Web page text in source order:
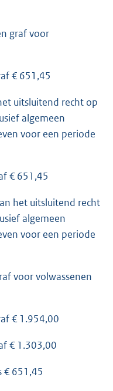
graf voor
€ 651,45
uitsluitend recht op
algemeen
voor een periode
€ 651,45
het uitsluitend recht
algemeen
voor een periode
voor volwassenen
€ 1.954,00
€ 1.303,00
€ 651,45